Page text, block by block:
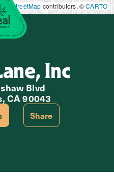
contributors, ©CARTO
Inc
Blvd
CA 90043
Share